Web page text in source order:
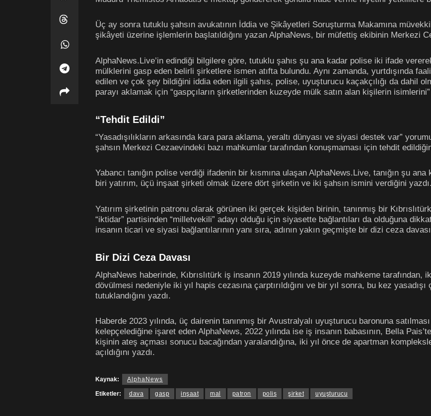
Üç ay sonra tutuklu şahsın avukatının İddia ve Şikâyetleri Soruşturma Makamına
şikâyeti üzerine işlemlerin başlatıldığını yazan AlphaNews, bir müfettiş ekibinin Merkezi
AlphaNews.Live’in edindiği bilgilere göre, tutuklu şahıs şu ana kadar polise iki ifade
mülklerini gasp eden belirli şirketlere ismen atıfta bulundu. Aynı zamanda, yurtdışında
edilen ve çok şey bildiğini iddia eden ilgili şahıs, polise, uyuşturucu kaçakçılığı da dahil
parayı aklamak için “gaspçıların şirketlerinden kuzeyde mülk satın alan kişilerin
“Tehdit Edildi”
“Yasadışılıkların arkasında kara para aklama, yeraltı dünyası ve siyasi destek var”
şahsın Merkezi Cezaevindeki bazı mahkumlar tarafından konuşmaması için tehdit
Yabancı tanığın polise verdiği ifadenin bir kısmına ulaşan AlphaNews.Live, tanığın şu
biri yatırım, üçü inşaat şirketi olmak üzere dört şirketin ve iki şahsın ismini verdiğini yazdı.
Yatırım şirketinin patronu olarak görünen iki gerçek kişiden birinin, tanınmış bir
“iktidar” partisinden “milletvekili” adayı olduğu için siyasette bağlantıları da olduğuna
insanın ticari ve siyasi bağlantılarının yanı sıra, adının yakın geçmişte bir dizi ceza
Bir Dizi Ceza Davası
AlphaNews haberinde, Kıbrıslıtürk iş insanın 2019 yılında kuzeyde mahkeme tarafından,
dövülmesi nedeniyle iki yıl hapis cezasına çarptırıldığını ve bir yıl sonra, bu kez
tutuklandığını yazdı.
Haberde 2023 yılında, üç dairenin tanınmış bir Avustralyalı uyuşturucu baronuna
kelepçelediğine işaret eden AlphaNews, 2022 yılında ise iş insanın babasının, Bella
kişinin ateş açması sonucu bacağından yaralandığına, iki yıl önce de apartman
açıldığını yazdı.
Kaynak: AlphaNews
Etiketler: dava gasp inşaat mal patron polis şirket uyuşturucu